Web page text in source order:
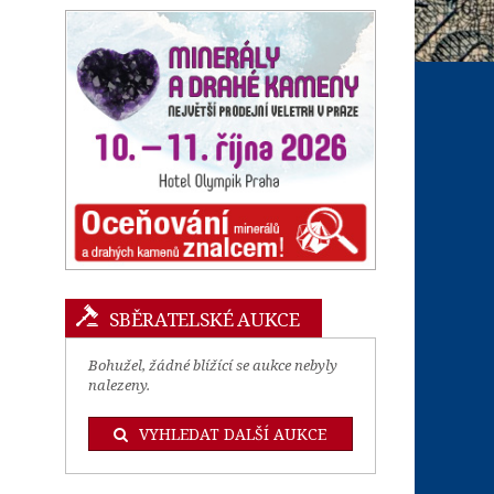
SBĚRATELSKÉ AUKCE
Bohužel, žádné blížící se aukce nebyly
nalezeny.
VYHLEDAT DALŠÍ AUKCE